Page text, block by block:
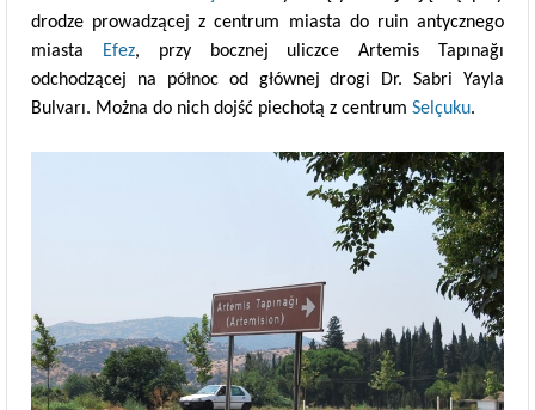
drodze prowadzącej z centrum miasta do ruin antycznego
miasta
Efez, przy bocznej uliczce Artemis Tapınağı
odchodzącej na północ od głównej drogi Dr. Sabri Yayla
Bulvarı. Można do nich dojść piechotą z centrum Selçuku.